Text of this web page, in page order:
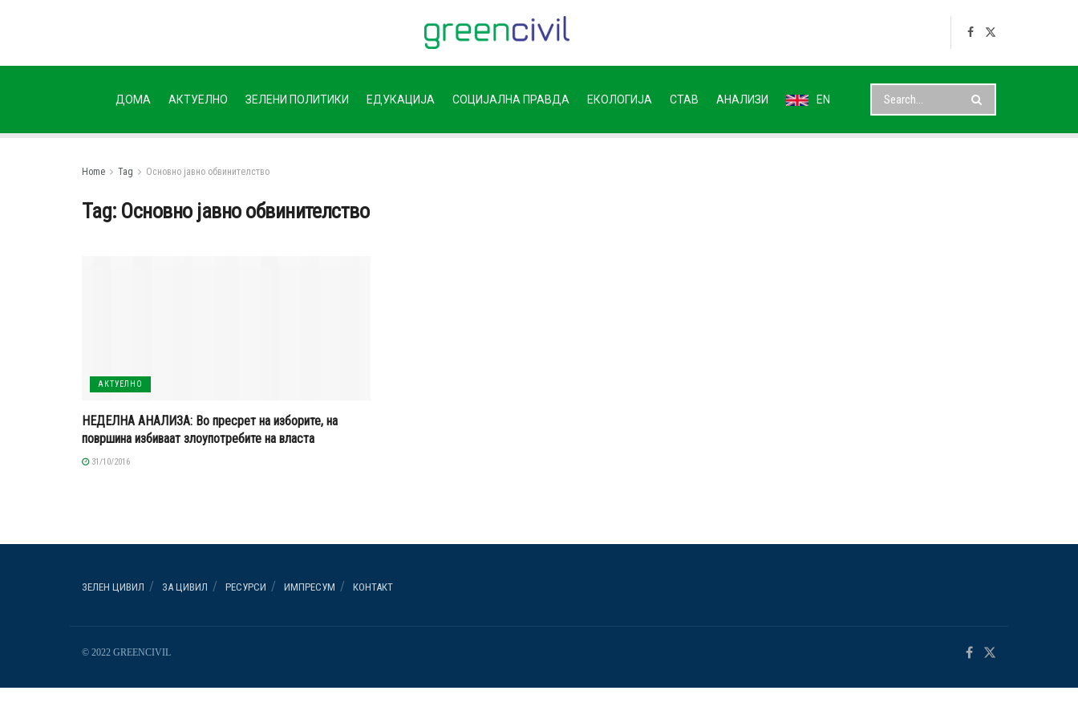
ДОМА АКТУЕЛНО ЗЕЛЕНИ ПОЛИТИКИ ЕДУКАЦИЈА СОЦИЈАЛНА ПРАВДА ЕКОЛОГИЈА СТАВ АНАЛИЗИ EN
Home Tag Основно јавно обвинителство
Tag: Основно јавно обвинителство
АКТУЕЛНО
НЕДЕЛНА АНАЛИЗА: Во пресрет на изборите, на
површина избиваат злоупотребите на власта
31/10/2016
ЗЕЛЕН ЦИВИЛ ЗА ЦИВИЛ РЕСУРСИ ИМПРЕСУМ КОНТАКТ
© 2022 GREENCIVIL